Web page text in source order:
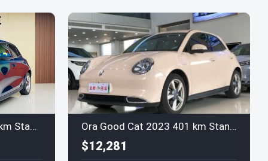
ORA Good Cat 2023 401km Standard Range Luxury LFP Ora Good Cat 2023 401 km Standard Range Luxury LFP
$12,281